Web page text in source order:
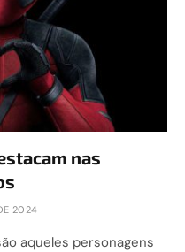
nas
2024
aqueles personagens